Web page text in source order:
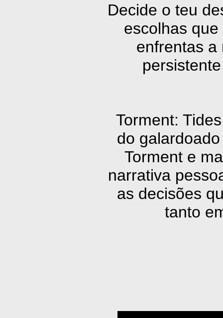
Decide o teu
escolhas
enfrentas a
Torment:
do
Torment e
narrativa
as decisões
tanto